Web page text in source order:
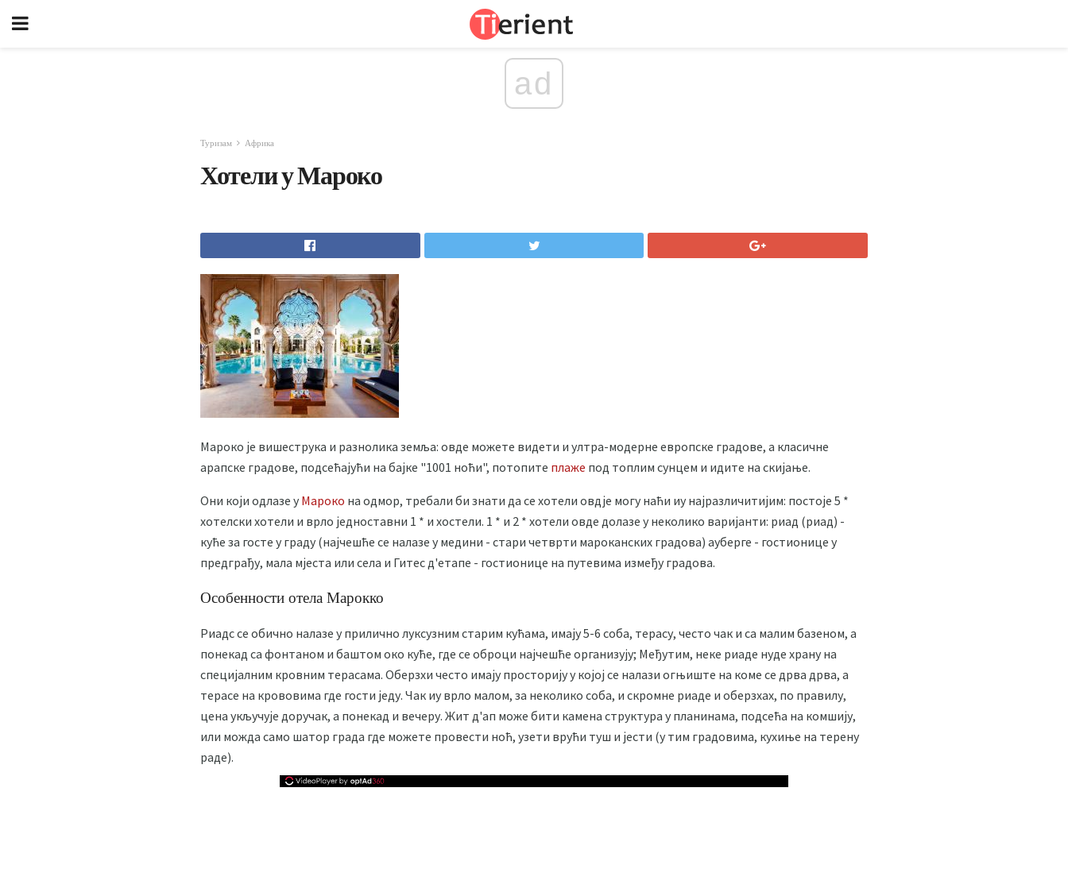
ad
Туризам Африка
Хотели у Мароко
Мароко је вишеструка и разнолика земља: овде можете видети и ултра-модерне европске градове, а класичне
арапске градове, подсећајући на бајке "1001 ноћи", потопите плаже под топлим сунцем и идите на скијање.
Они који одлазе у Мароко на одмор, требали би знати да се хотели овдје могу наћи иу најразличитијим: постоје 5 *
хотелски хотели и врло једноставни 1 * и хостели. 1 * и 2 * хотели овде долазе у неколико варијанти: риад (риад) -
куће за госте у граду (најчешће се налазе у медини - стари четврти мароканских градова) ауберге - гостионице у
предграђу, мала мјеста или села и Гитес д'етапе - гостионице на путевима између градова.
Особенности отела Марокко
Риадс се обично налазе у прилично луксузним старим кућама, имају 5-6 соба, терасу, често чак и са малим базеном, а
понекад са фонтаном и баштом око куће, где се оброци најчешће организују; Међутим, неке риаде нуде храну на
специјалним кровним терасама. Оберзхи често имају просторију у којој се налази огњиште на коме се дрва дрва, а
терасе на крововима где гости једу. Чак иу врло малом, за неколико соба, и скромне риаде и оберзхах, по правилу,
цена укључује доручак, а понекад и вечеру. Жит д'ап може бити камена структура у планинама, подсећа на комшију,
или можда само шатор града где можете провести ноћ, узети врући туш и јести (у тим градовима, кухиње на терену
раде).